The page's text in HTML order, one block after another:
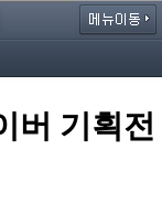
버 기획전